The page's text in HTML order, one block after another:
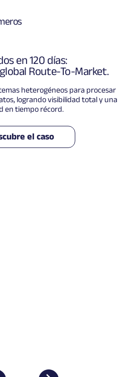
en 120 días:
Route-To-Market.
heterogéneos para procesar
logrando visibilidad total y una
en tiempo récord.
el caso